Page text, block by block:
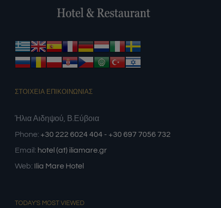
ΣΤΟΙΧΕΙΑ ΕΠΙΚΟΙΝΩΝΙΑΣ
Ήλια Αιδηψού, Β.Εύβοια
Phone: +30 222 6024 404 - +30 697 7056 732
Email: hotel (at) iliamare.gr
Web: Ilia Mare Hotel
TODAY'S MOST VIEWED